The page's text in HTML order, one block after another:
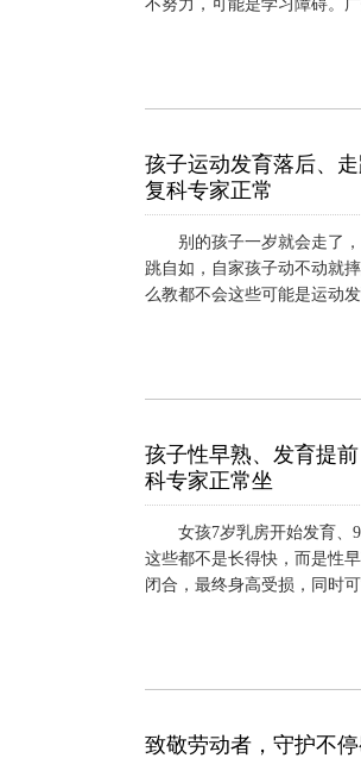
不努力，可能是学习障碍。
孩子运动发育落后、
复科专家正常
别的孩子一岁就会走了
跳自如，自家孩子动不动就
么教都不会这些可能是运动
孩子性早熟、发育提
科专家正常坐
女孩7岁乳房开始发育、
这些都不是长得快，而是性
闭合，最终身高受损，同时
致敬劳动者，守护不